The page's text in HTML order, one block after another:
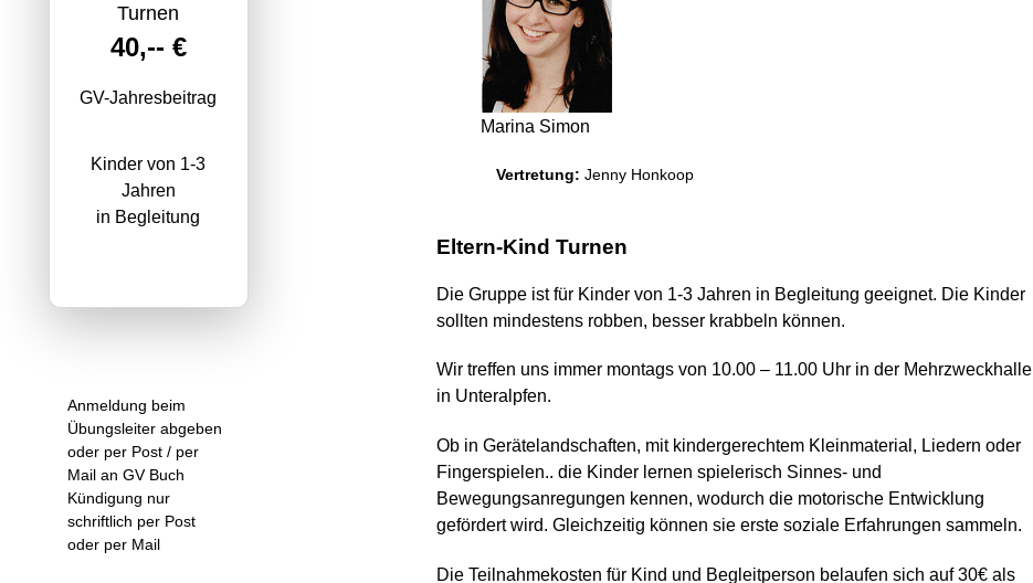
Turnen
40,-- €
GV-Jahresbeitrag
Kinder von 1-3
Jahren
in Begleitung
Anmeldung beim
Übungsleiter abgeben
oder per Post / per
Mail an GV Buch
Kündigung nur
schriftlich per Post
oder per Mail
Marina Simon
Vertretung: Jenny Honkoop
Eltern-Kind Turnen
Die Gruppe ist für Kinder von 1-3 Jahren in Begleitung geeignet. Die Kinder
sollten mindestens robben, besser krabbeln können.
Wir treffen uns immer montags von 10.00 – 11.00 Uhr in der Mehrzweckhalle
in Unteralpfen.
Ob in Gerätelandschaften, mit kindergerechtem Kleinmaterial, Liedern oder
Fingerspielen.. die Kinder lernen spielerisch Sinnes- und
Bewegungsanregungen kennen, wodurch die motorische Entwicklung
gefördert wird. Gleichzeitig können sie erste soziale Erfahrungen sammeln.
Die Teilnahmekosten für Kind und Begleitperson belaufen sich auf 30€ als